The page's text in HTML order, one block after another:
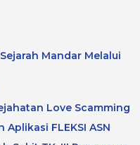
Mandar Melalui
Love Scamming
FLEKSI ASN